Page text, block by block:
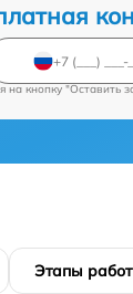
на кнопку "Оставить
Этапы работ